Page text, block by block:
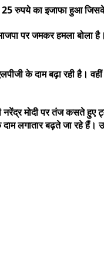
रुपये का इजाफा हुआ
पर जमकर हमला बोला
के दाम बढ़ा रही
मोदी पर तंज कसते हुए
लगातार बढ़ते जा रहे